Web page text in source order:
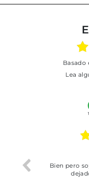
basado
Lea algunas de las opiniones
trobat
Bien pero